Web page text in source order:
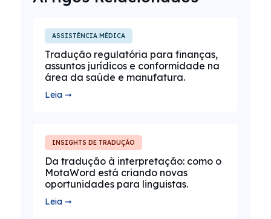
ASSISTÊNCIA MÉDICA
Tradução regulatória para finanças,
assuntos jurídicos e conformidade na
área da saúde e manufatura.
Leia ➞
INSIGHTS DE TRADUÇÃO
Da tradução à interpretação: como o
MotaWord está criando novas
oportunidades para linguistas.
Leia ➞